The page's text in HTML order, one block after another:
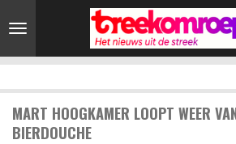
direct
naar
MART HOOGKAMER LOOPT WEER
BIERDOUCHE